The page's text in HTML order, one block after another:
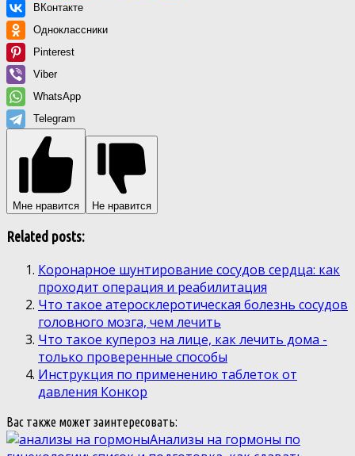
ВКонтакте
Одноклассники
Pinterest
Viber
WhatsApp
Telegram
Мне нравится Не нравится
Related posts:
Коронарное шунтирование сосудов сердца: как
проходит операция и реабилитация
Что такое атеросклеротическая болезнь сосудов
головного мозга, чем лечить
Что такое купероз на лице, как лечить дома -
только проверенные способы
Инструкция по применению таблеток от
давления Конкор
Вас также может заинтересовать:
Анализы на гормоны по